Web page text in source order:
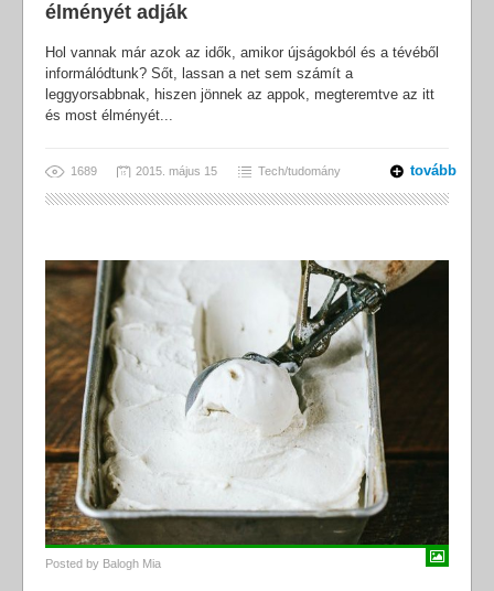
élményét adják
Hol vannak már azok az idők, amikor újságokból és a tévéből
informálódtunk? Sőt, lassan a net sem számít a
leggyorsabbnak, hiszen jönnek az appok, megteremtve az itt
és most élményét...
1689 2015. május 15 Tech/tudomány tovább
Posted by Balogh Mia